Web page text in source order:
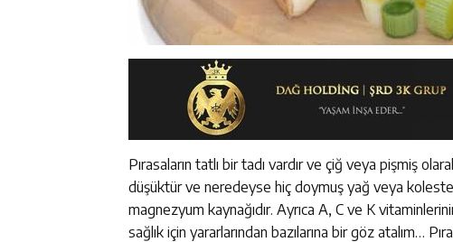
Pırasaların tatlı bir tadı vardır ve çiğ veya pişmiş
düşüktür ve neredeyse hiç doymuş yağ veya
magnezyum kaynağıdır. Ayrıca A, C ve K
sağlık için yararlarından bazılarına bir göz atalım…